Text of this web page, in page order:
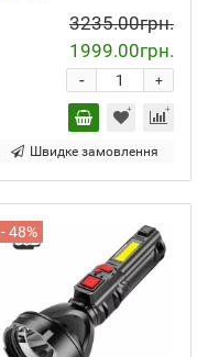
3235.00грн.
1999.00грн.
+
-
Швидке замовлення
- 48%